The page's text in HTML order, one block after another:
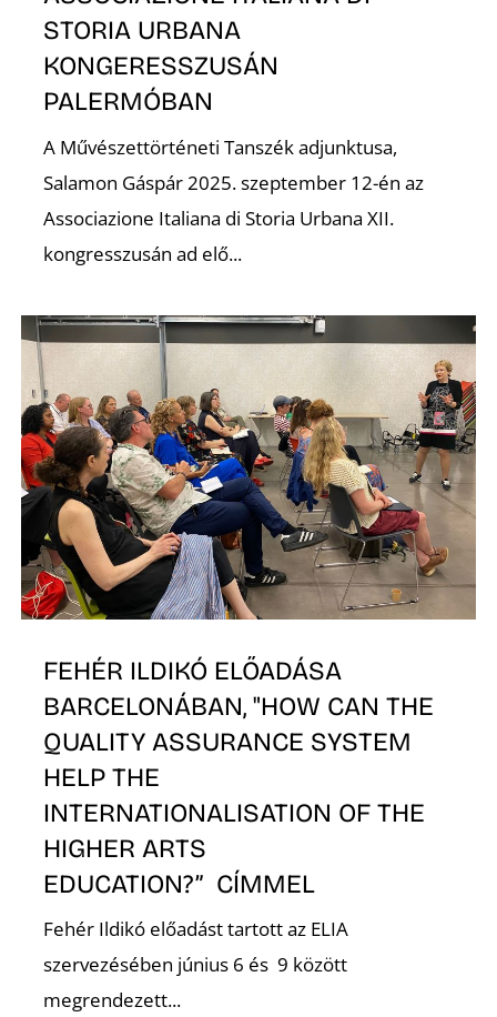
STORIA URBANA
KONGERESSZUSÁN
PALERMÓBAN
A Művészettörténeti Tanszék adjunktusa,
Salamon Gáspár 2025. szeptember 12-én az
Associazione Italiana di Storia Urbana XII.
kongresszusán ad elő...
FEHÉR ILDIKÓ ELŐADÁSA
BARCELONÁBAN, "HOW CAN THE
QUALITY ASSURANCE SYSTEM
HELP THE
INTERNATIONALISATION OF THE
HIGHER ARTS
EDUCATION?” CÍMMEL
Fehér Ildikó előadást tartott az ELIA
szervezésében június 6 és 9 között
megrendezett...